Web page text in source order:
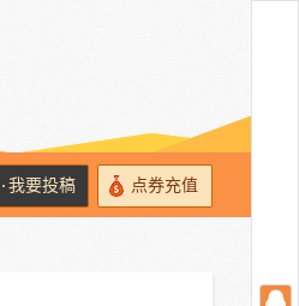
· 我要投稿 点券充值